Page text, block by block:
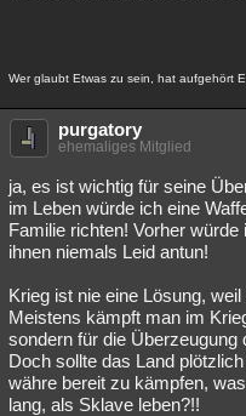
Wer glaubt Etwas zu sein, hat aufgehört
purgatory
ehemaliges Mitglied
ja, es ist wichtig für seine
im Leben würde ich eine
Familie richten! Vorher
ihnen niemals Leid antun!
Krieg ist nie eine Lösung,
Meistens kämpft man im
sondern für die
Doch sollte das Land
währe bereit zu kämpfen,
lang, als Sklave leben?!!